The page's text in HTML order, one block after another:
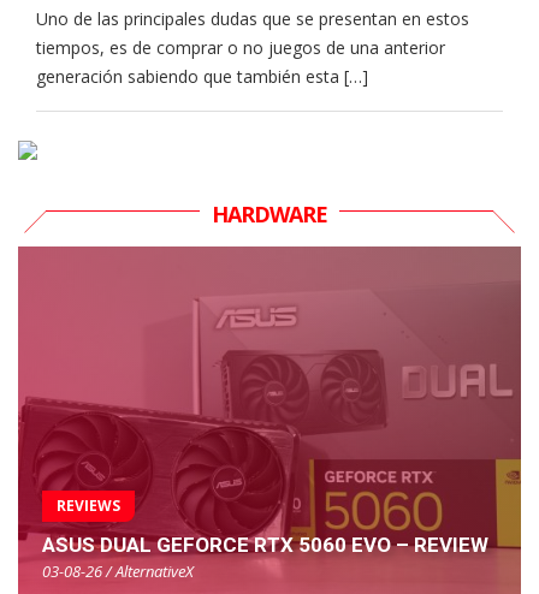
Uno de las principales dudas que se presentan en estos
tiempos, es de comprar o no juegos de una anterior
generación sabiendo que también esta […]
HARDWARE
REVIEWS
ASUS DUAL GEFORCE RTX 5060 EVO – REVIEW
03-08-26 / AlternativeX